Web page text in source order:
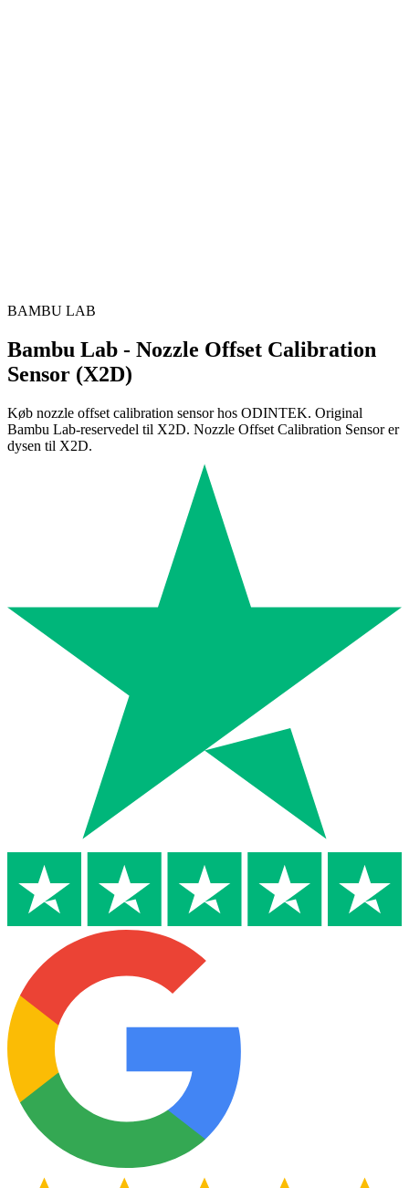
BAMBU LAB
Bambu Lab - Nozzle Offset Calibration
Sensor (X2D)
Køb nozzle offset calibration sensor hos ODINTEK. Original
Bambu Lab-reservedel til X2D. Nozzle Offset Calibration Sensor er
dysen til X2D.